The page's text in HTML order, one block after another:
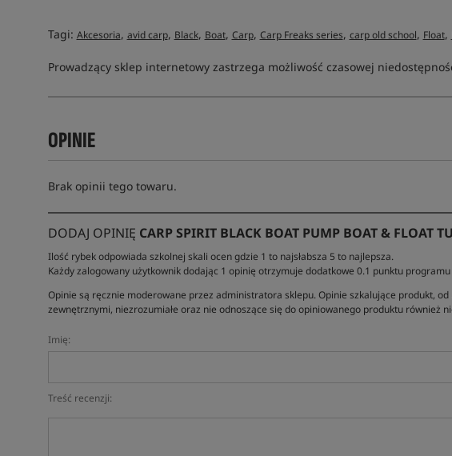
Tagi: Akcesoria, avid carp, Black, Boat, Carp, Carp Freaks series, carp old school, Float,
Prowadzący sklep internetowy zastrzega możliwość czasowej
OPINIE
Brak opinii tego towaru.
DODAJ OPINIĘ CARP SPIRIT BLACK BOAT PUMP BOAT & FLOAT
Ilość rybek odpowiada szkolnej skali ocen gdzie 1 to najsłabsza 5 to najlepsza.
Każdy zalogowany użytkownik dodając 1 opinię otrzymuje dodatkowe 0.1 punktu
Opinie są ręcznie moderowane przez administratora sklepu. Opinie szkalujące produkt,
zewnętrznymi, niezrozumiałe oraz nie odnoszące się do opiniowanego produktu również
Imię:
Treść recenzji: